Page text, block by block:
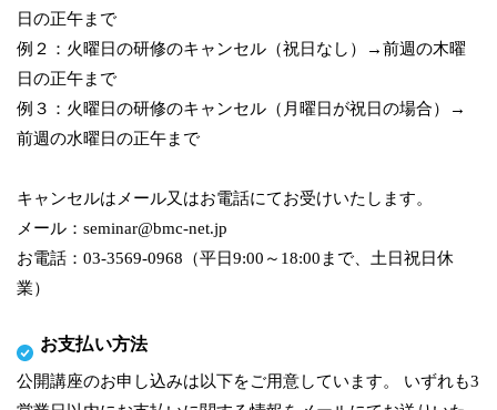
日の正午まで
例２：火曜日の研修のキャンセル（祝日なし）→前週の木曜
日の正午まで
例３：火曜日の研修のキャンセル（月曜日が祝日の場合）→
前週の水曜日の正午まで
キャンセルはメール又はお電話にてお受けいたします。
メール：seminar@bmc-net.jp
お電話：03-3569-0968（平日9:00～18:00まで、土日祝日休
業）
お支払い方法
公開講座のお申し込みは以下をご用意しています。 いずれも3